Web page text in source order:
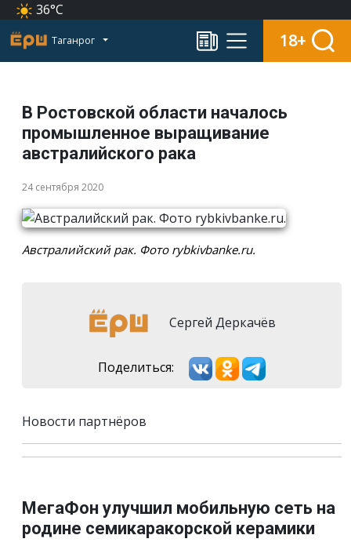
36°C
Таганрог 18+
В Ростовской области началось
промышленное выращивание
австралийского рака
24 сентября 2020
Австралийский рак. Фото rybkivbanke.ru.
Сергей Деркачёв
Поделиться:
Новости партнёров
МегаФон улучшил мобильную сеть на
родине семикаракорской керамики